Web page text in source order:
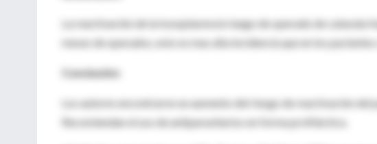
La reactivación de la toxoplasmosis luego de operado de catarata
meses de operados, esto es mas alta incidencia que en los pacientes
Conclusión:
Los autores encontraron un aumento del riesgo de reactivación del
Recomiendan el uso de antiparasitarios en forma profiláctica.